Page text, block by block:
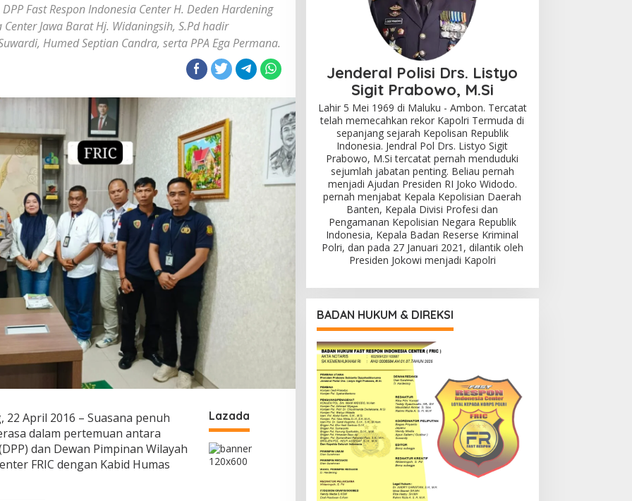
Fast Respon Indonesia Center H. Deden Hardening
Jawa Barat Hj. Widaningsih, S.Pd hadir
Humed Septian Candra, serta PPA Ega Permana.
April 2016 – Suasana penuh
dalam pertemuan antara
dan Dewan Pimpinan Wilayah
FRIC dengan Kabid Humas
Lazada
Jenderal Polisi Drs. Listyo
Sigit Prabowo, M.Si
Lahir 5 Mei 1969 di Maluku - Ambon. Tercatat
telah memecahkan rekor Kapolri Termuda di
sepanjang sejarah Kepolisan Republik
Indonesia. Jendral Pol Drs. Listyo Sigit
Prabowo, M.Si tercatat pernah menduduki
sejumlah jabatan penting. Beliau pernah
menjadi Ajudan Presiden RI Joko Widodo.
pernah menjabat Kepala Kepolisian Daerah
Banten, Kepala Divisi Profesi dan
Pengamanan Kepolisian Negara Republik
Indonesia, Kepala Badan Reserse Kriminal
Polri, dan pada 27 Januari 2021, dilantik oleh
Presiden Jokowi menjadi Kapolri
BADAN HUKUM & DIREKSI